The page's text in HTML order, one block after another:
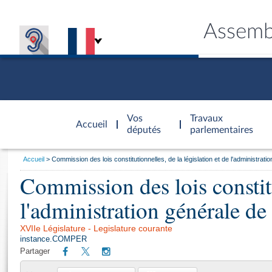
Accueil
d'accueil
Vos
députés
Travaux
parlementaires
Vous
:
Accueil Commission des lois constitutionnelles, de la législation et de
Commission des lois
l'administration générale
XVIIe Législature - Legislature courante
instance.COMPER
Partager